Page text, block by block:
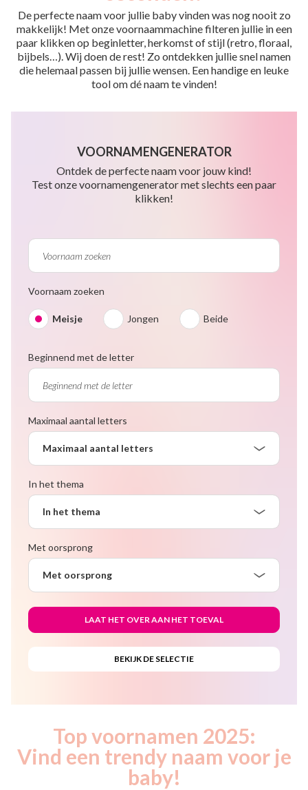
De perfecte naam voor jullie baby vinden was nog nooit zo
makkelijk! Met onze voornaammachine filteren jullie in een
paar klikken op beginletter, herkomst of stijl (retro, floraal,
bijbels…). Wij doen de rest! Zo ontdekken jullie snel namen
die helemaal passen bij jullie wensen. Een handige en leuke
tool om dé naam te vinden!
VOORNAMENGENERATOR
Ontdek de perfecte naam voor jouw kind!
Test onze voornamengenerator met slechts een paar
klikken!
Voornaam zoeken
Meisje Jongen Beide
Beginnend met de letter
Maximaal aantal letters
Maximaal aantal letters
In het thema
In het thema
Met oorsprong
Met oorsprong
Top voornamen 2025:
Vind een trendy naam voor je
baby!